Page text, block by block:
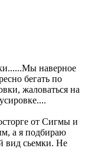
наверное
бегать по
жаловаться на
от Сигмы и
а я подбираю
вид сьемки. Не